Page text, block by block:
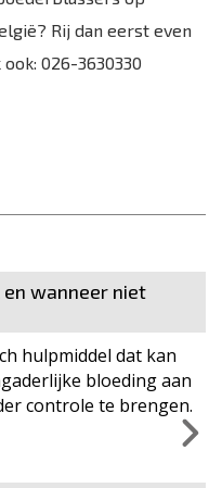
Rij dan eerst even
026-3630330
wanneer niet
hulpmiddel dat kan
bloeding aan
controle te brengen.